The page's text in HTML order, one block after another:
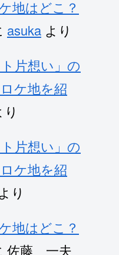
地はどこ？
asuka より
片想い」の
ケ地を紹
り
片想い」の
ケ地を紹
り
地はどこ？
佐藤 一夫